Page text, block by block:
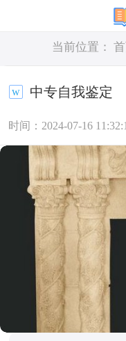
当前位置：
中专自我鉴定
时间：2024-07-16